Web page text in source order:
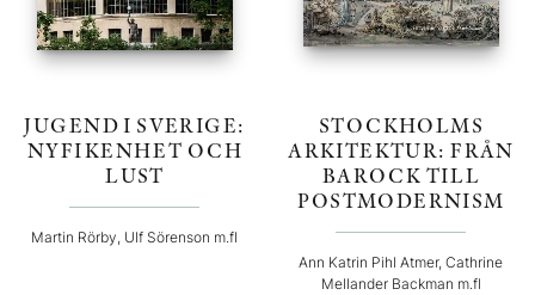
JUGEND I SVERIGE:
NYFIKENHET OCH
LUST
Martin Rörby, Ulf Sörenson m.fl
STOCKHOLMS
ARKITEKTUR: FRÅN
BAROCK TILL
POSTMODERNISM
Ann Katrin Pihl Atmer, Cathrine
Mellander Backman m.fl